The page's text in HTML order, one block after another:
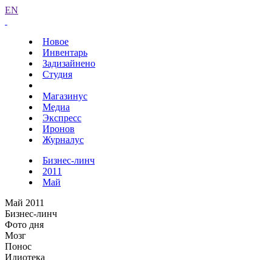
EN
Новое
Инвентарь
Задизайнено
Студия
Магазинус
Медиа
Экспресс
Иронов
Журналус
Бизнес-линч
2011
Май
Май 2011
Бизнес-линч
Фото дня
Мозг
Понос
Идиотека